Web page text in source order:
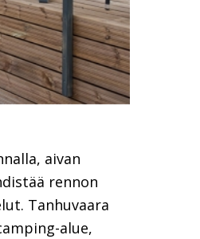
aivan
rennon
Tanhuvaara
alue,